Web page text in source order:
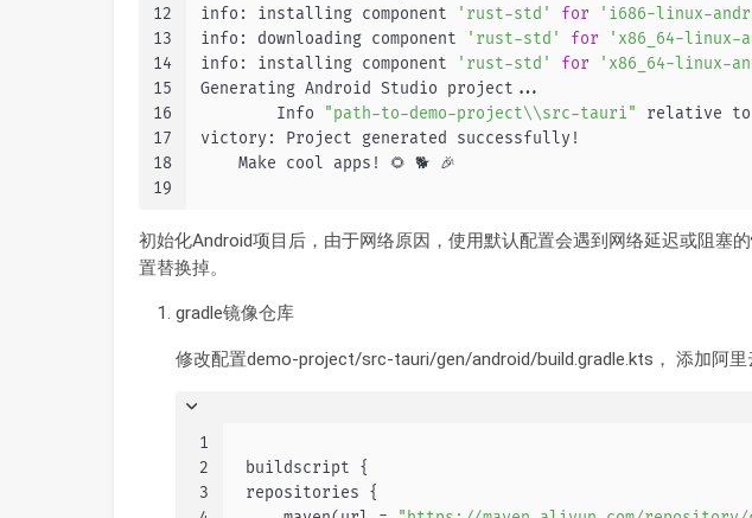
12
13
14
15
16
17
18
19
info: installing component
'rust-std' for
'i686-linux-
info: downloading component
'rust-std' for
'x86_64-linux-
info: installing component
'rust-std' for
'x86_64-linux-
Generating Android Studio project...
        Info
"path-to-demo-project\\src-tauri" relative to
victory: Project generated successfully!
    Make cool apps! 🌻 🐕 🎉
初始化Android项目后，由于网络原因，使用默认配置会遇到网络延迟或阻塞
置替换掉。
gradle镜像仓库
修改配置demo-project/src-tauri/gen/android/build.gradle.kts， 添加阿里
1
2
3
buildscript {
repositories {